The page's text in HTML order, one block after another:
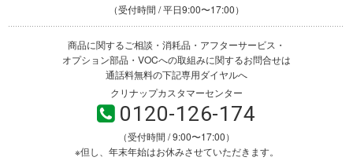
（受付時間 / 平日9:00〜17:00）
商品に関するご相談・消耗品・アフターサービス・
オプション部品・VOCへの取組みに関するお問合せは
通話料無料の下記専用ダイヤルへ
クリナップカスタマーセンター
0120-126-174
（受付時間 / 9:00〜17:00）
※但し、年末年始はお休みさせていただきます。